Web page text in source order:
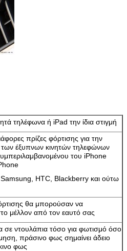
je snel terug!
τηλέφωνα ή iPad την ίδια στιγμή
πρίζες φόρτισης για την
έξυπνων κινητών τηλεφώνων
του iPhone
HTC, Blackberry και ούτω
θα μπορούσαν να
μέλλον από τον εαυτό σας
ντουλάπια τόσο για φωτισμό όσο
πράσινο φως σημαίνει άδειο
φως